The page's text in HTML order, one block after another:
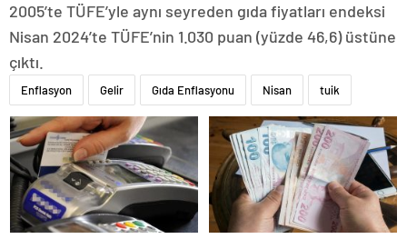
2005’te TÜFE’yle aynı seyreden gıda fiyatları endeksi
Nisan 2024’te TÜFE’nin 1.030 puan (yüzde 46,6) üstüne
çıktı.
Enflasyon Gelir Gıda Enflasyonu Nisan tuik